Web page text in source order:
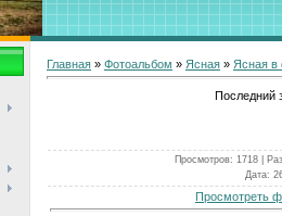
Главная » Фотоальбом » Ясная » Ясная в
Просмотров: 1718 |
Дата:
Просмотреть